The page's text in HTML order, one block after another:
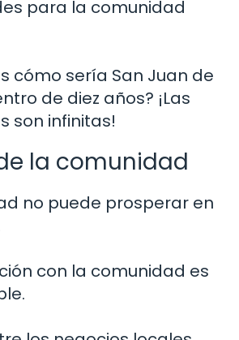
para la comunidad
cómo sería San Juan de
de diez años? ¡Las
son infinitas!
la comunidad
no puede prosperar en
con la comunidad es